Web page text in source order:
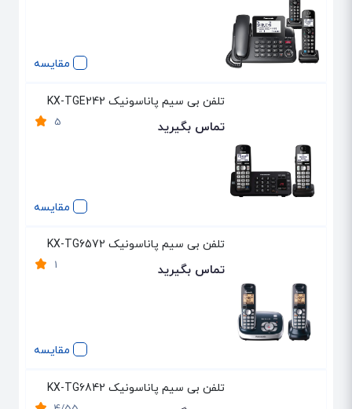
مقایسه
مقایسه
تلفن بی سیم پاناسونیک KX-TGE242
5 تماس بگیرید
مقایسه
تلفن بی سیم پاناسونیک KX-TG6572
1 تماس بگیرید
تلفن بی سیم پاناسونیک KX-TG6842